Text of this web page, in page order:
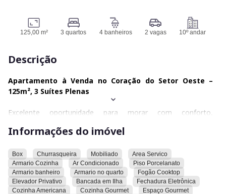
125,00 m² 3 quartos 4 banheiros 2 vagas 10º andar
Descrição
Apartamento à Venda no Coração do Setor Oeste –
125m², 3 Suítes Plenas
Excelente oportunidade para morar com conforto,
127m², andar alto com elevador privativo.
3 quartos sendo suítes plenas
Informações do imóvel
Box Churrasqueira Mobiliado
Area Servico
Armario Cozinha
Ar Condicionado
Piso Porcelanato
Armario banheiro
Armario no quarto
Fogão Cooktop
Elevador Privativo
Bancada em Ilha
Fechadura Eletrônica
Cozinha Americana
Cozinha Gourmet
Espaço Gourmet